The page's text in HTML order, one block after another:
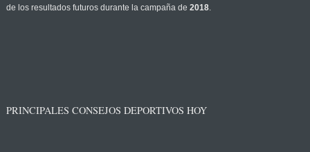
de los resultados futuros durante la campaña de 2018.
PRINCIPALES CONSEJOS DEPORTIVOS HOY